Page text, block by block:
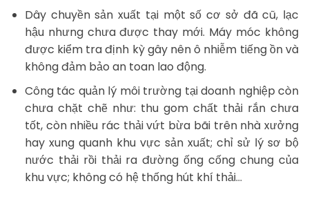
Dây chuyền sản xuất tại một số cơ sở đã cũ, lạc
hậu nhưng chưa được thay mới. Máy móc không
được kiểm tra định kỳ gây nên ô nhiễm tiếng ồn và
không đảm bảo an toan lao động.
Công tác quản lý môi trường tại doanh nghiệp còn
chưa chặt chẽ như: thu gom chất thải rắn chưa
tốt, còn nhiều rác thải vứt bừa bãi trên nhà xưởng
hay xung quanh khu vực sản xuất; chỉ sử lý sơ bộ
nước thải rồi thải ra đường ống cống chung của
khu vực; không có hệ thống hút khí thải…